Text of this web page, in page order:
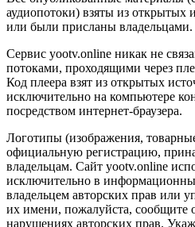
аудиопотоки) взяты из открытых
или были присланы владельцами.
Сервис yootv.online никак не
потоками, проходящими через
Код плеера взят из открытых
исключительно на компьютере
посредством интернет-браузера.
Логотипы (изображения,
официальную регистрацию,
владельцам. Сайт yootv.online
исключительно в
владельцем авторских прав или
их имени, пожалуйста, сообщите
нарушениях авторских прав.